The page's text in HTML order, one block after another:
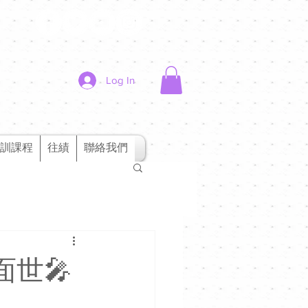
Log In
課程 往績 聯絡我們
世🎤